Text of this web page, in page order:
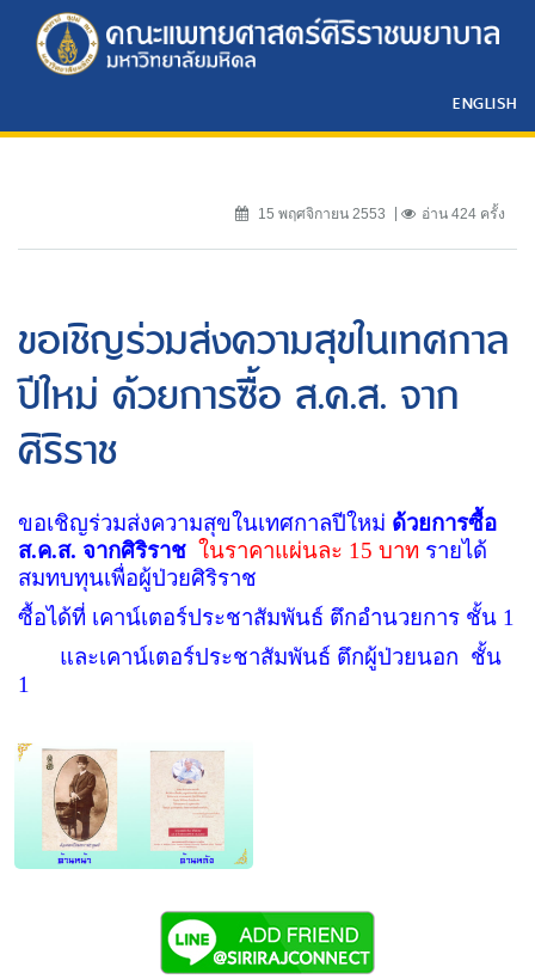
ENGLISH
15 พฤศจิกายน 2553 อ่าน 424 ครั้ง
ขอเชิญร่วมส่งความสุขในเทศกาล
ปีใหม่ ด้วยการซื้อ ส.ค.ส. จาก
ศิริราช
ขอเชิญร่วมส่งความสุขในเทศกาลปีใหม่ ด้วยการซื้อ
ส.ค.ส. จากศิริราช ในราคาแผ่นละ 15 บาท รายได้
สมทบทุนเพื่อผู้ป่วยศิริราช
ซื้อได้ที่ เคาน์เตอร์ประชาสัมพันธ์ ตึกอำนวยการ ชั้น 1
และเคาน์เตอร์ประชาสัมพันธ์ ตึกผู้ป่วยนอก ชั้น
1